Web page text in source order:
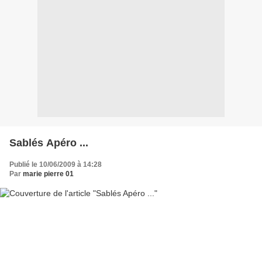
Sablés Apéro ...
Publié le 10/06/2009 à 14:28
Par marie pierre 01